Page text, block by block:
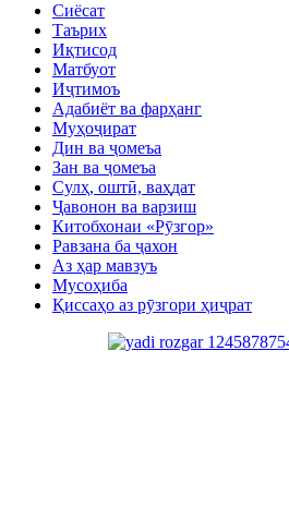
Сиёсат
Таърих
Иқтисод
Матбуот
Иҷтимоъ
Адабиёт ва фарҳанг
Муҳоҷират
Дин ва ҷомеъа
Зан ва ҷомеъа
Сулҳ, оштӣ, ваҳдат
Ҷавонон ва варзиш
Китобхонаи «Рӯзгор»
Равзана ба ҷахон
Аз ҳар мавзуъ
Мусоҳиба
Қиссаҳо аз рӯзгори ҳиҷрат